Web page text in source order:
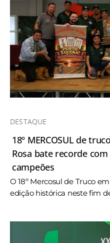
DESTAQUE
18º MERCOSUL de
Rosa bate recorde
campeões
O 18º Mercosul de Truco
edição histórica neste fim